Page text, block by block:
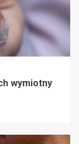
wymiotny